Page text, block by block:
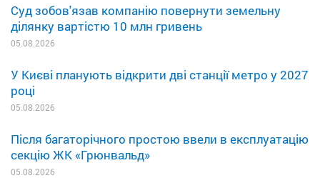
Суд зобов'язав компанію повернути земельну
ділянку вартістю 10 млн гривень
05.08.2026
У Києві планують відкрити дві станції метро у 2027
році
05.08.2026
Після багаторічного простою ввели в експлуатацію
секцію ЖК «Грюнвальд»
05.08.2026